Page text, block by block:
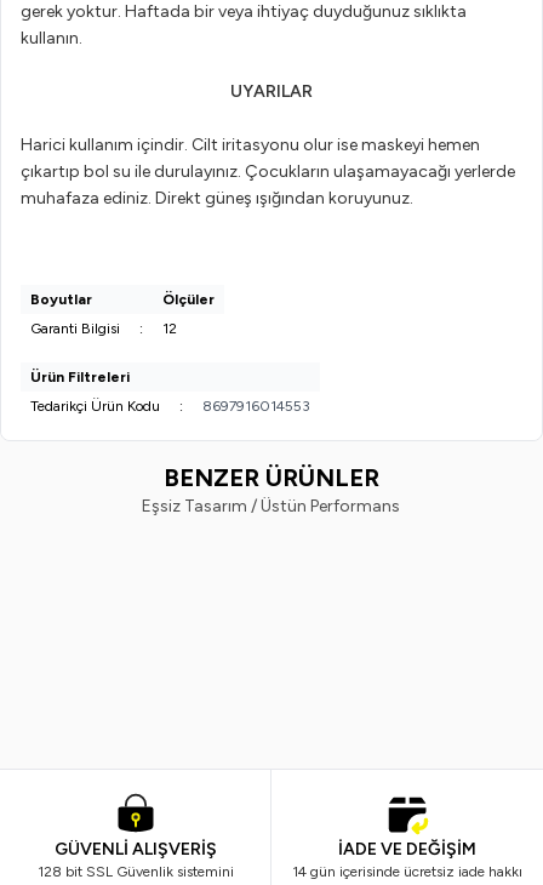
gerek yoktur. Haftada bir veya ihtiyaç duyduğunuz sıklıkta
kullanın.
UYARILAR
Harici kullanım içindir. Cilt iritasyonu olur ise maskeyi hemen
çıkartıp bol su ile durulayınız. Çocukların ulaşamayacağı yerlerde
muhafaza ediniz. Direkt güneş ışığından koruyunuz.
Boyutlar
Ölçüler
Garanti Bilgisi
: 12
Ürün Filtreleri
Tedarikçi Ürün Kodu
: 8697916014553
BENZER ÜRÜNLER
Eşsiz Tasarım / Üstün Performans
GÜVENLİ ALIŞVERİŞ
128 bit SSL Güvenlik sistemini
İADE VE DEĞİŞİM
14 gün içerisinde ücretsiz iade hakkı